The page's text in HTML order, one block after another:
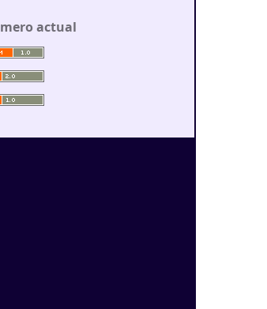
actual